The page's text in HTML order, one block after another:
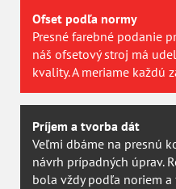
Ofset podľa normy
Presné farebné podanie
náš ofsetový stroj má
kvality. A meriame každú
Príjem a tvorba dát
Veľmi dbáme na presnú
návrh prípadných úprav.
bola vždy podľa noriem a